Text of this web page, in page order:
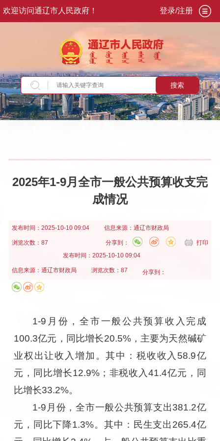
欢迎访问通辽市人民政府！ 登录/注册
搜索
当前位置：首页>政务公开>政府信息公开>法
2025年1-9月全市一般公共预算收支完
成情况
发布时间： 2025-10-10 09:04 信息来源： 通辽市财政局
浏览次数：87 打印
分享到：
发布时间： 2025-10-10 09:04
信息来源： 通辽市财政局 浏览次数：87 分享到：
1-9月份，全市一般公共预算收入完成
100.3亿元，同比增长20.5%，主要为天然碱矿
业权出让收入增加。其中：税收收入58.9亿
元，同比增长12.9%；非税收入41.4亿元，同
比增长33.2%。
1-9月份，全市一般公共预算支出381.2亿
元，同比下降1.3%。其中：民生支出265.4亿